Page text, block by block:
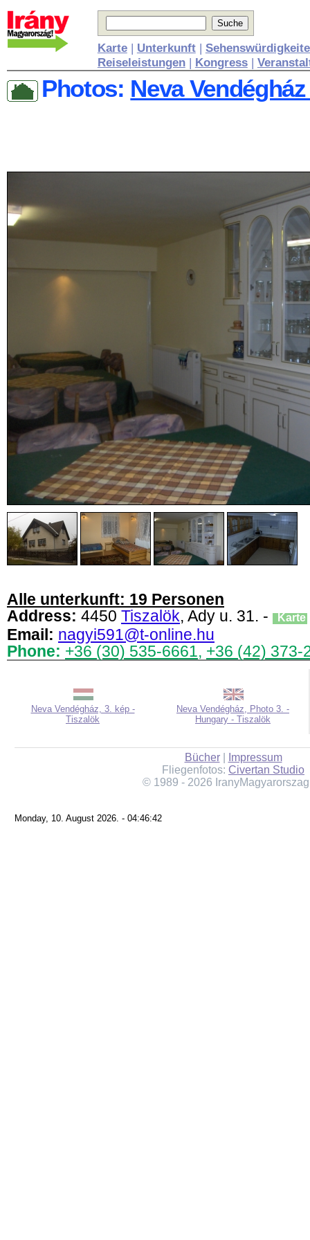
Karte| Unterkunft|
Reiseleistungen| Kongress|
Photos: Neva
Alle unterkunft: 19 Personen
Address: 4450 Tiszalök, Ady u. 31. - Karte
Email: nagyi591@t-online.hu
Phone: +36 (30) 535-6661, +36 (42) 373-
Neva Vendégház, 3. kép -
Tiszalök
Neva Vendégház, Photo 3. -
Hungary - Tiszalök
Bücher|
Impressum
Fliegenfotos: Civertan Studio
© 1989 - 2026
Monday, 10. August 2026. - 04:46:42